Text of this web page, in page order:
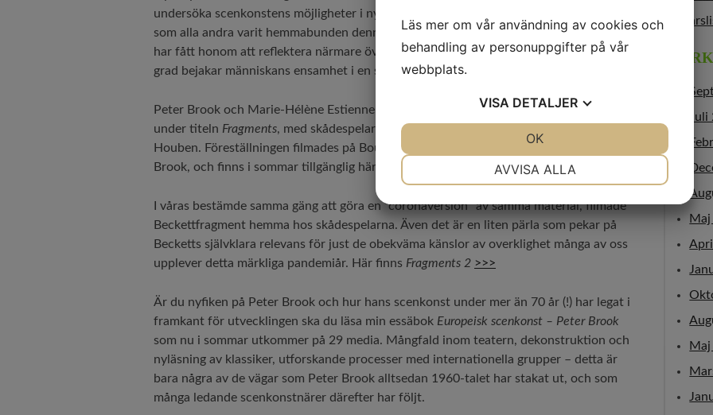
undersöka scenkonstens möjligheter i nya projekt. Verksam i Paris sedan 1970 har han
som alla andra varit hemmabunden denna coronavår – men inte passiv. Instängningen
har fått honom att reflektera närmare över Samuel Becketts dramatik, som i så hög
grad bejakar människans ensamhet i en stor värld fylld av rädsla och osäkerhet.
Peter Brook och Marie-Hélène Estienne satte 2015 upp några småstycken av Beckett
under titeln Fragments, med skådespelarna Kathryn Hunter, Marcello Magni och Jos
Houben. Föreställningen filmades på Bouffes du Nord-teatern, med kommentarer av
Brook, och finns i sommar tillgänglig här
I våras bestämde samma gäng att göra en ”coronaversion” av samma material, filmade
Beckettfragment hemma hos skådespelarna. Även det är en liten pärla som pekar på
Becketts självklara relevans för just de obekväma känslor av overklighet många av oss
upplever detta märkliga pandemiår. Här finns Fragments 2 >>>
Är du nyfiken på Peter Brook och hur hans scenkonst under mer än 70 år (!) har legat i
framkant för utvecklingen ska du läsa min essäbok Europeisk scenkonst – Peter Brook
som nu i sommar utkommer på 29 media. Mångfald inom teatern, dekonstruktion och
nyläsning av klassiker, utforskande processer med internationella grupper – detta är
bara några av de vägar som Peter Brook alltsedan 1960-talet har stakat ut, och som
många ledande scenkonstnärer därefter har följt.
Läs mer om vår användning av cookies och
behandling av personuppgifter på vår
webbplats.
VISA DETALJER
MARKNADSFÖRING STATISTIK
AVVISA ALLA
OK